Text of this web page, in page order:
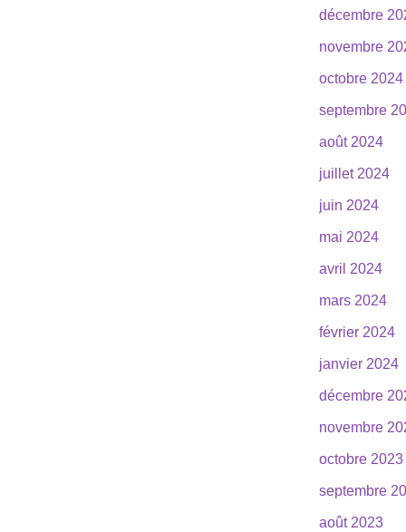
décembre
novembre
octobre 2024
septembre
août 2024
juillet 2024
juin 2024
mai 2024
avril 2024
mars 2024
février 2024
janvier 2024
décembre
novembre
octobre 2023
septembre
août 2023